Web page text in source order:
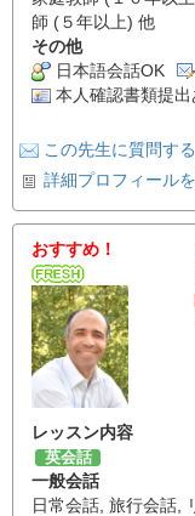
師 (５年以上) 他
その他
日本語会話OK
本人確認書類提出
この先生に質問する
詳細プロフィール
おすすめ！
レッスン内容
英会話
一般会話
日常会話 旅行会話